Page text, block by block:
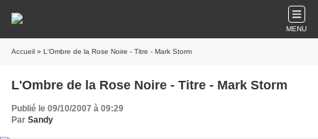
MENU
Accueil » L'Ombre de la Rose Noire - Titre - Mark Storm
L'Ombre de la Rose Noire - Titre - Mark Storm
Publié le 09/10/2007 à 09:29
Par Sandy